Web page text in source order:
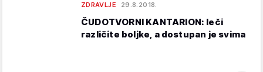
ZDRAVLJE 29.8.2018.
ČUDOTVORNI KANTARION: leči
različite boljke, a dostupan je svima